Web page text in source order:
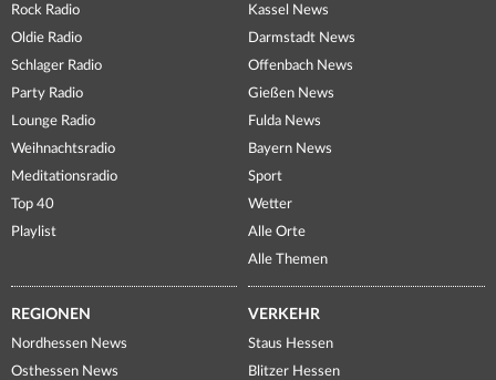
Rock Radio
Oldie Radio
Schlager Radio
Party Radio
Lounge Radio
Weihnachtsradio
Meditationsradio
Top 40
Playlist
Kassel News
Darmstadt News
Offenbach News
Gießen News
Fulda News
Bayern News
Sport
Wetter
Alle Orte
Alle Themen
REGIONEN
Nordhessen News
Osthessen News
VERKEHR
Staus Hessen
Blitzer Hessen